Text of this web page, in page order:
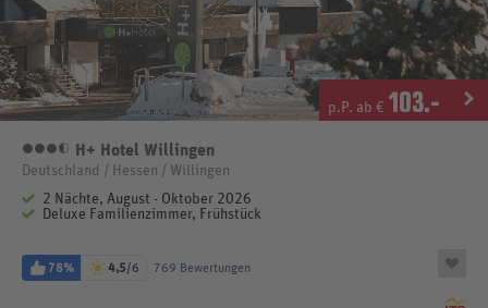
p.P. ab € 103.-
3,5 Sterne
H+ Hotel Willingen
Deutschland / Hessen / Willingen
2 Nächte, August - Oktober 2026
Deluxe Familienzimmer, Frühstück
78% 4,5/6 769 Bewertungen